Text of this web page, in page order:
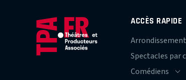
ACCÈS RAPIDE